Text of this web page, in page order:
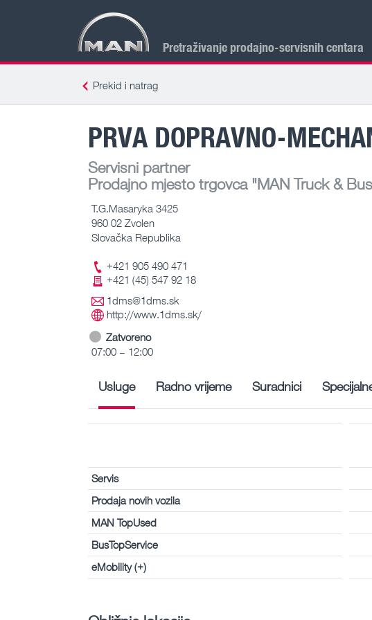
Pretraživanje prodajno-servisnih centara
Prekid i natrag
PRVA DOPRAVNO-
Servisni partner
Prodajno mjesto trgovca"MAN Truck &
T.G.Masaryka 3425
960 02 Zvolen
Slovačka Republika
+421 905 490 471
+421 (45) 547 92 18
1dms@1dms.sk
http://www.1dms.sk/
Zatvoreno
07:00 – 12:00
Usluge Radno vrijeme Suradnici
Servis
Prodaja novih vozila
MAN TopUsed
BusTopService
eMobility (+)